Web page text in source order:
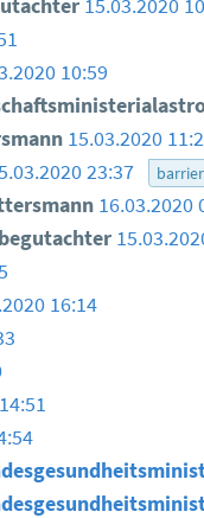
15.03.2020
10:59
15.03.2020
23:37
16.03.2020
16:14